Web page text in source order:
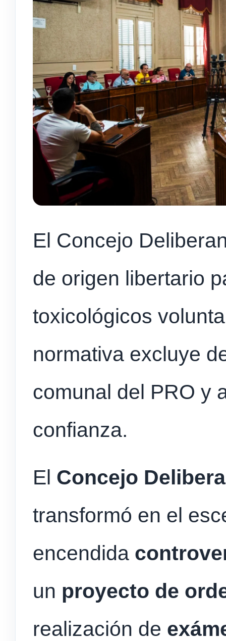
El Concejo
de origen libertario
toxicológicos
normativa excluye
comunal del PRO y
confianza.
El Concejo
transformó en el
encendida
un proyecto de
realización de